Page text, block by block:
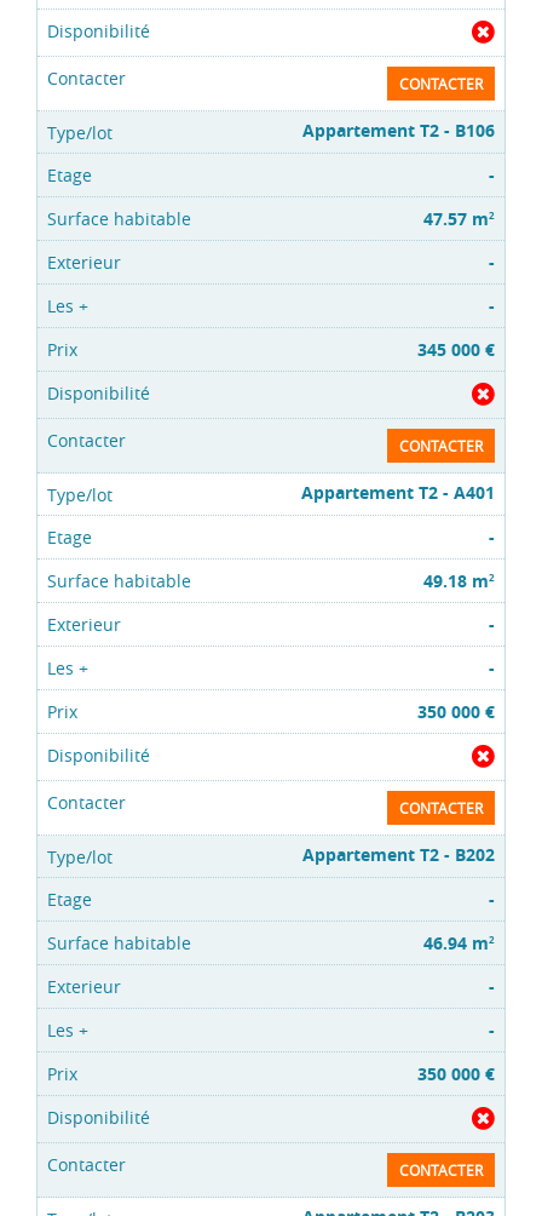
CONTACTER
Appartement T2 - B106
-
47.57 m2
-
-
345 000 €
CONTACTER
Appartement T2 - A401
-
49.18 m2
-
-
350 000 €
CONTACTER
Appartement T2 - B202
-
46.94 m2
-
-
350 000 €
CONTACTER